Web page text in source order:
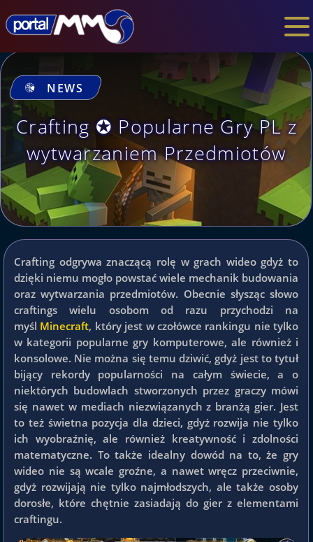
NEWS
Crafting ✪ Popularne Gry PL z
wytwarzaniem Przedmiotów
Crafting odgrywa znaczącą rolę w grach wideo gdyż to
dzięki niemu mogło powstać wiele mechanik budowania
oraz wytwarzania przedmiotów. Obecnie słysząc słowo
craftings wielu osobom od razu przychodzi na
myśl Minecraft, który jest w czołówce rankingu nie tylko
w kategorii popularne gry komputerowe, ale również i
konsolowe. Nie można się temu dziwić, gdyż jest to tytuł
bijący rekordy popularności na całym świecie, a o
niektórych budowlach stworzonych przez graczy mówi
się nawet w mediach niezwiązanych z branżą gier. Jest
to też świetna pozycja dla dzieci, gdyż rozwija nie tylko
ich wyobraźnię, ale również kreatywność i zdolności
matematyczne. To także idealny dowód na to, że gry
wideo nie są wcale groźne, a nawet wręcz przeciwnie,
gdyż rozwijają nie tylko najmłodszych, ale także osoby
dorosłe, które chętnie zasiadają do gier z elementami
craftingu.